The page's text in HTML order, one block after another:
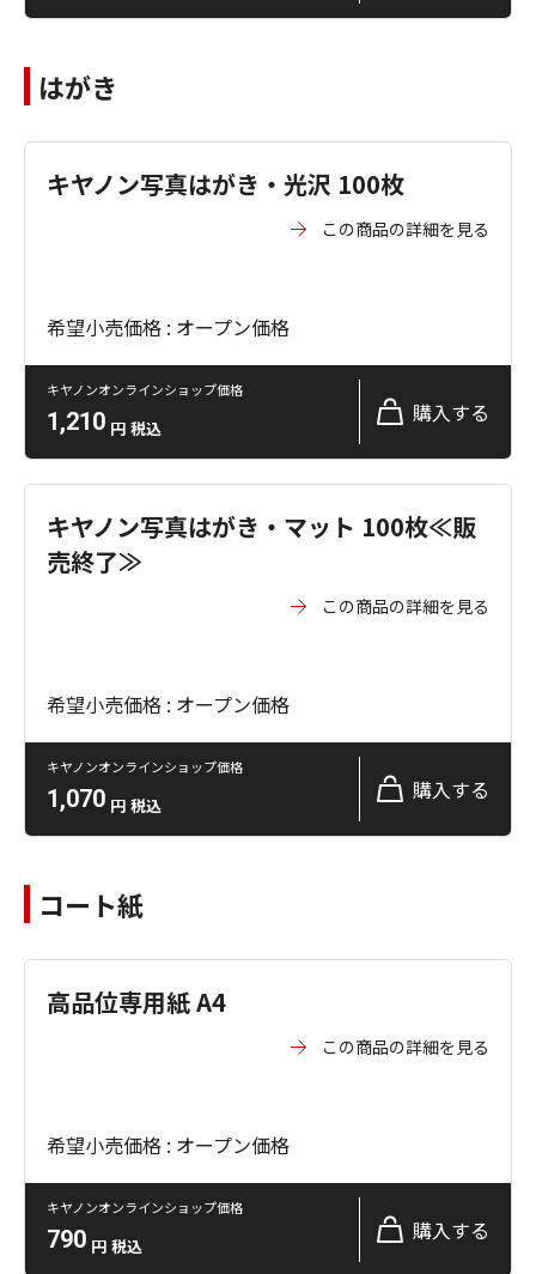
はがき
キヤノン写真はがき・光沢 100枚
この商品の詳細を見る
希望小売価格 : オープン価格
キヤノンオンラインショップ価格
1,210 円 税込
購入する
キヤノン写真はがき・マット 100枚≪販
売終了≫
この商品の詳細を見る
希望小売価格 : オープン価格
キヤノンオンラインショップ価格
1,070 円 税込
購入する
コート紙
高品位専用紙 A4
この商品の詳細を見る
希望小売価格 : オープン価格
キヤノンオンラインショップ価格
790 円 税込
購入する